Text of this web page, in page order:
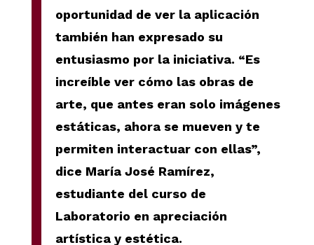
oportunidad de ver la aplicación
también han expresado su
entusiasmo por la iniciativa. “Es
increíble ver cómo las obras de
arte, que antes eran solo imágenes
estáticas, ahora se mueven y te
permiten interactuar con ellas”,
dice María José Ramírez,
estudiante del curso de
Laboratorio en apreciación
artística y estética.